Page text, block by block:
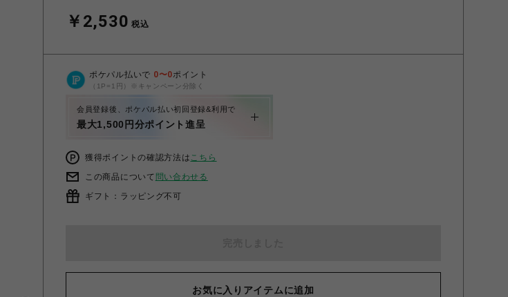
￥2,530 税込
ポケパル払いで 0〜0ポイント
（1P=1円）※キャンペーン分除く
会員登録後、ポケパル払い初回登録&利用で
最大1,500円分ポイント進呈
獲得ポイントの確認方法はこちら
この商品について 問い合わせる
ギフト：ラッピング不可
お気に入りアイテムに追加